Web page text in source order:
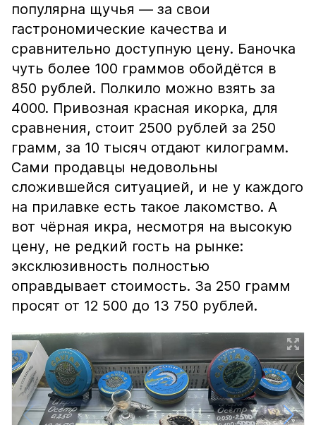
популярна щучья — за свои
гастрономические качества и
сравнительно доступную цену. Баночка
чуть более 100 граммов обойдётся в
850 рублей. Полкило можно взять за
4000. Привозная красная икорка, для
сравнения, стоит 2500 рублей за 250
грамм, за 10 тысяч отдают килограмм.
Сами продавцы недовольны
сложившейся ситуацией, и не у каждого
на прилавке есть такое лакомство. А
вот чёрная икра, несмотря на высокую
цену, не редкий гость на рынке:
эксклюзивность полностью
оправдывает стоимость. За 250 грамм
просят от 12 500 до 13 750 рублей.